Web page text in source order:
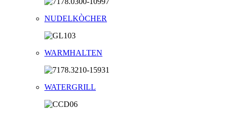
NUDELKÒCHER
WARMHALTEN
WATERGRILL